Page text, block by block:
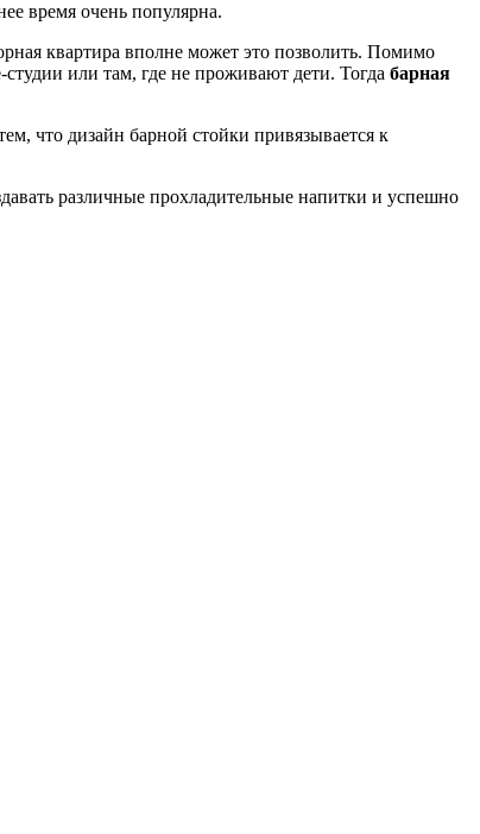
время очень популярна.
квартира вполне может это позволить. Помимо
или там, где не проживают дети. Тогда барная
что дизайн барной стойки привязывается к
различные прохладительные напитки и успешно